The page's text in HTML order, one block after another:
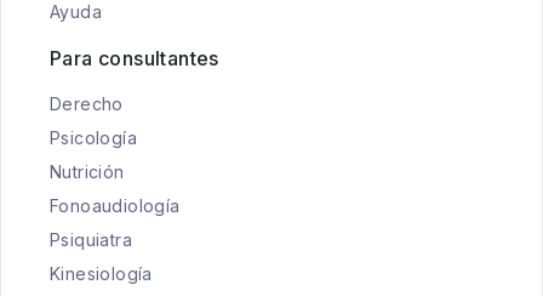
Ayuda
Para consultantes
Derecho
Psicología
Nutrición
Fonoaudiología
Psiquiatra
Kinesiología